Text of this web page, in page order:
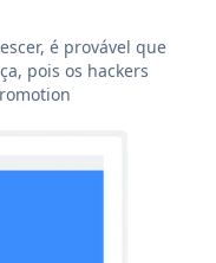
é provável que
pois os hackers